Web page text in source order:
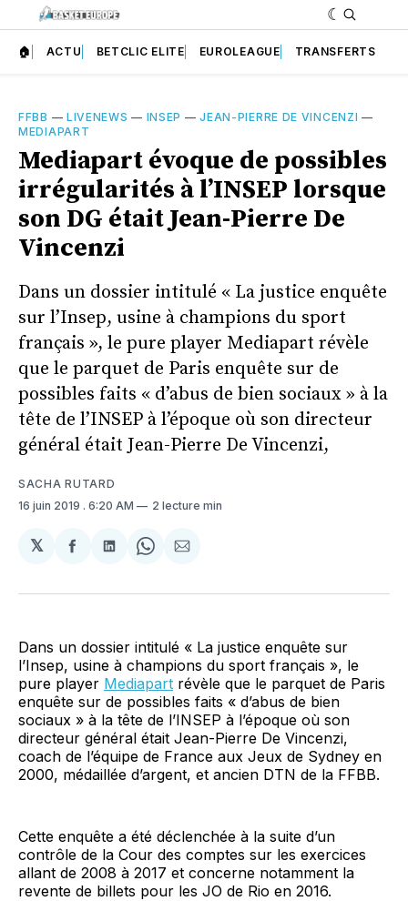
🏠 ACTU BETCLIC ELITE EUROLEAGUE TRANSFERTS
FFBB — LIVENEWS — INSEP —JEAN-PIERRE DE VINCENZI —
MEDIAPART
Mediapart évoque de possibles
irrégularités à l’INSEP lorsque
son DG était Jean-Pierre De
Vincenzi
Dans un dossier intitulé « La justice enquête
sur l’Insep, usine à champions du sport
français », le pure player Mediapart révèle
que le parquet de Paris enquête sur de
possibles faits « d’abus de bien sociaux » à la
tête de l’INSEP à l’époque où son directeur
général était Jean-Pierre De Vincenzi,
SACHA RUTARD
16 juin 2019 . 6:20 AM 2 lecture min
𝕏
Partager
Facebook
Partager
LinkedIn
Share
WhatsApp
Partager
Courriel
Dans un dossier intitulé « La justice enquête sur
l’Insep, usine à champions du sport français », le
pure player Mediapart révèle que le parquet de Paris
enquête sur de possibles faits « d’abus de bien
sociaux » à la tête de l’INSEP à l’époque où son
directeur général était Jean-Pierre De Vincenzi,
coach de l’équipe de France aux Jeux de Sydney en
2000, médaillée d’argent, et ancien DTN de la FFBB.
Cette enquête a été déclenchée à la suite d’un
contrôle de la Cour des comptes sur les exercices
allant de 2008 à 2017 et concerne notamment la
revente de billets pour les JO de Rio en 2016.